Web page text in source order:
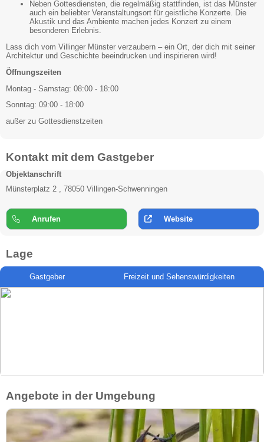
Neben Gottesdiensten, die regelmäßig stattfinden, ist das Münster
auch ein beliebter Veranstaltungsort für geistliche Konzerte. Die
Akustik und das Ambiente machen jedes Konzert zu einem
besonderen Erlebnis.
Lass dich vom Villinger Münster verzaubern – ein Ort, der dich mit seiner
Architektur und Geschichte beeindrucken und inspirieren wird!
Öffnungszeiten
Montag - Samstag: 08:00 - 18:00
Sonntag: 09:00 - 18:00
außer zu Gottesdienstzeiten
Kontakt mit dem Gastgeber
Objektanschrift
Münsterplatz 2 , 78050 Villingen-Schwenningen
Anrufen Website
Lage
Gastgeber Freizeit und Sehenswürdigkeiten
Angebote in der Umgebung